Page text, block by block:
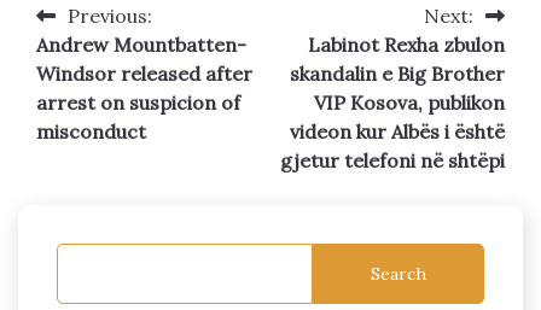
Post
navigation
Previous:
Andrew Mountbatten-
Windsor released after
arrest on suspicion of
misconduct
Next:
Labinot Rexha zbulon
skandalin e Big Brother
VIP Kosova, publikon
videon kur Albës i është
gjetur telefoni në shtëpi
Search